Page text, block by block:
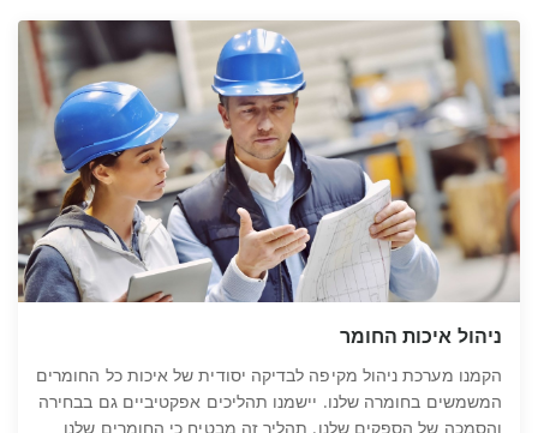
ניהול איכות החומר
הקמנו מערכת ניהול מקיפה לבדיקה יסודית של איכות כל החומרים
המשמשים בחומרה שלנו. יישמנו תהליכים אפקטיביים גם בבחירה
והסמכה של הספקים שלנו. תהליך זה מבטיח כי החומרים שלנו